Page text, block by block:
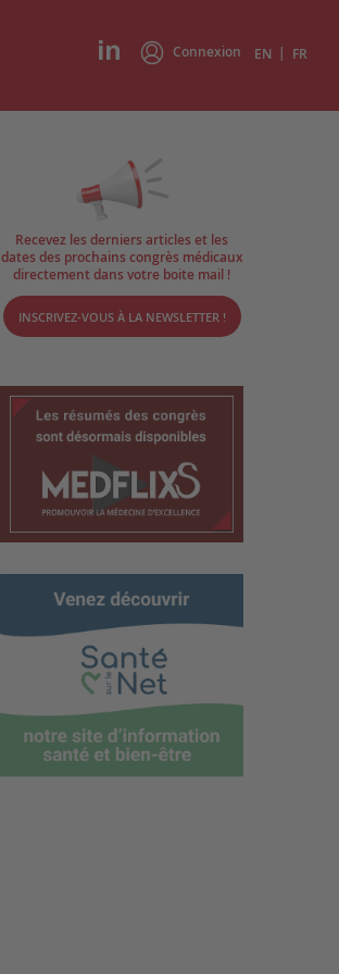
Connexion EN | FR
Recevez les derniers articles et les
dates des prochains congrès médicaux
directement dans votre boite mail !
INSCRIVEZ-VOUS À LA NEWSLETTER !